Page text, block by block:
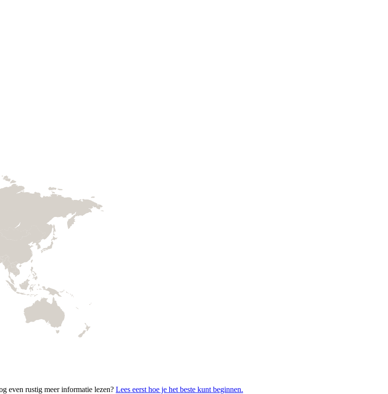
even rustig meer informatie lezen? Lees eerst hoe je het beste kunt beginnen.